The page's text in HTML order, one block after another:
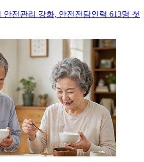
안전관리 강화, 안전전담인력 613명 첫